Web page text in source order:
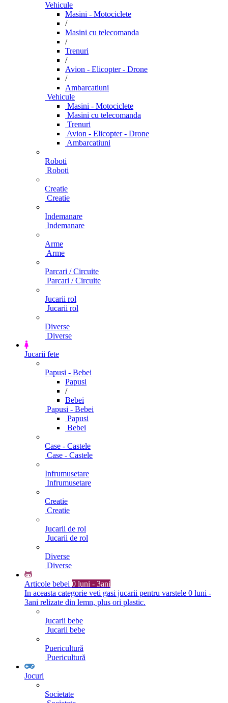
Vehicule
Masini - Motociclete
/
Masini cu telecomanda
/
Trenuri
/
Avion - Elicopter - Drone
/
Ambarcatiuni
Vehicule
Masini - Motociclete
Masini cu telecomanda
Trenuri
Avion - Elicopter - Drone
Ambarcatiuni
Roboti
Roboti
Creatie
Creatie
Indemanare
Indemanare
Arme
Arme
Parcari / Circuite
Parcari / Circuite
Jucarii rol
Jucarii rol
Diverse
Diverse
Jucarii fete
Papusi - Bebei
Papusi
/
Bebei
Papusi - Bebei
Papusi
Bebei
Case - Castele
Case - Castele
Infrumusetare
Infrumusetare
Creatie
Creatie
Jucarii de rol
Jucarii de rol
Diverse
Diverse
Articole bebei 0 luni - 3ani
In aceasta categorie veti gasi jucarii pentru varstele 0 luni -
3ani relizate din lemn, plus ori plastic.
Jucarii bebe
Jucarii bebe
Puericultură
Puericultură
Jocuri
Societate